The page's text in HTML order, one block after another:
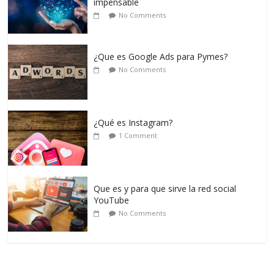
No Comments
¿Que es Google Ads para Pymes?
No Comments
¿Qué es Instagram?
1 Comment
Que es y para que sirve la red social
YouTube
No Comments